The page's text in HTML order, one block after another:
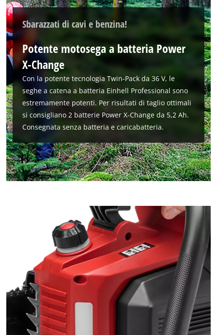
Sbarazzati di cavi e benzina!
Potente motosega a batteria Power
X-Change
Con la potente tecnologia Twin-Pack da 36 V, le
seghe a catena a batteria Einhell Professional sono
estremamente potenti. Per risultati di taglio ottimali
si consigliano 2 batterie Power X-Change da 5,2 Ah.
Consegnata senza batteria e caricabatteria.